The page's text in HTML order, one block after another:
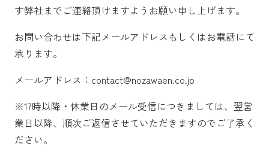
す弊社までご連絡頂けますようお願い申し上げます。
お問い合わせは下記メールアドレスもしくはお電話にて
承ります。
メールアドレス：contact@nozawaen.co.jp
※17時以降・休業日のメール受信につきましては、翌営
業日以降、順次ご返信させていただきますのでご了承く
ださい。